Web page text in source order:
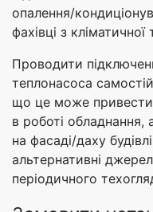
опалення/
фахівці з кліматичної
Проводити
теплонасоса
що це може
в роботі
на фасаді/даху
альтернативні
періодичного